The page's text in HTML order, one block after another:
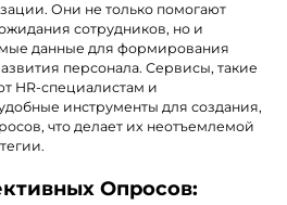
Они не только помогают
сотрудников, но и
данные для формирования
персонала. Сервисы, такие
HR-специалистам и
инструменты для создания,
что делает их неотъемлемой
Опросов: